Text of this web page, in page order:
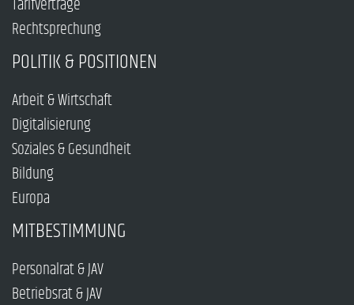
Rechtsprechung
POLITIK & POSITIONEN
Arbeit & Wirtschaft
Digitalisierung
Soziales & Gesundheit
Bildung
Europa
MITBESTIMMUNG
Personalrat & JAV
Betriebsrat & JAV